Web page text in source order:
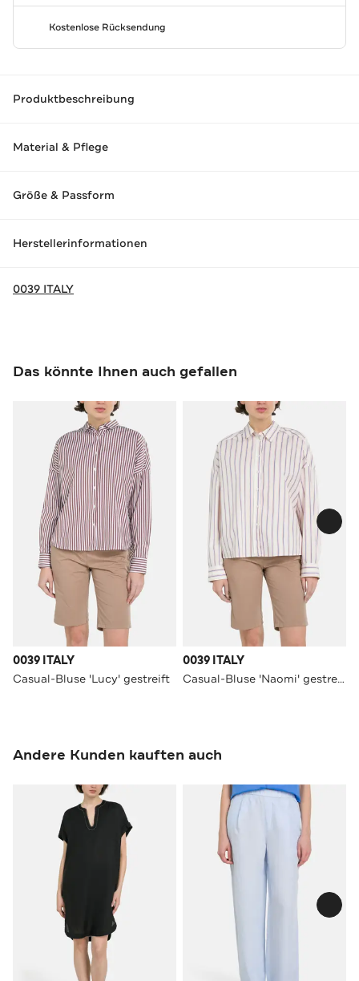
Kostenlose Rücksendung
Produktbeschreibung
Material & Pflege
Größe & Passform
Herstellerinformationen
0039 ITALY
Das könnte Ihnen auch gefallen
0039 ITALY
Casual-Bluse 'Lucy' gestreift
0039 ITALY
Casual-Bluse 'Naomi' gestreift
Andere Kunden kauften auch